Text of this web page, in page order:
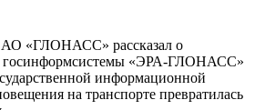
АО «ГЛОНАСС» рассказал о
госинформсистемы «ЭРА-ГЛОНАСС»
информационной
на транспорте превратилась